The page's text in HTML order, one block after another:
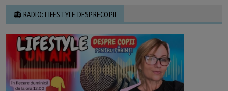
📻 RADIO: LIFESTYLE DESPRECOPII